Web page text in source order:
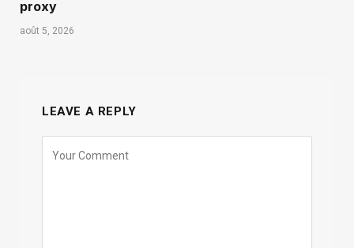
proxy
août 5, 2026
LEAVE A REPLY